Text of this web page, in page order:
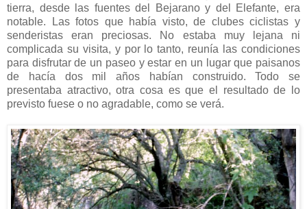
tierra, desde las fuentes del Bejarano y del Elefante, era
notable. Las fotos que había visto, de clubes ciclistas y
senderistas eran preciosas. No estaba muy lejana ni
complicada su visita, y por lo tanto, reunía las condiciones
para disfrutar de un paseo y estar en un lugar que paisanos
de hacía dos mil años habían construido. Todo se
presentaba atractivo, otra cosa es que el resultado de lo
previsto fuese o no agradable, como se verá.